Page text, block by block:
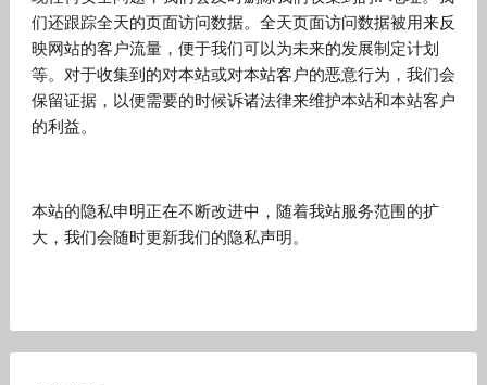
们还跟踪全天的页面访问数据。全天页面访问数据被用来反
映网站的客户流量，便于我们可以为未来的发展制定计划
等。对于收集到的对本站或对本站客户的恶意行为，我们会
保留证据，以便需要的时候诉诸法律来维护本站和本站客户
的利益。
本站的隐私申明正在不断改进中，随着我站服务范围的扩
大，我们会随时更新我们的隐私声明。